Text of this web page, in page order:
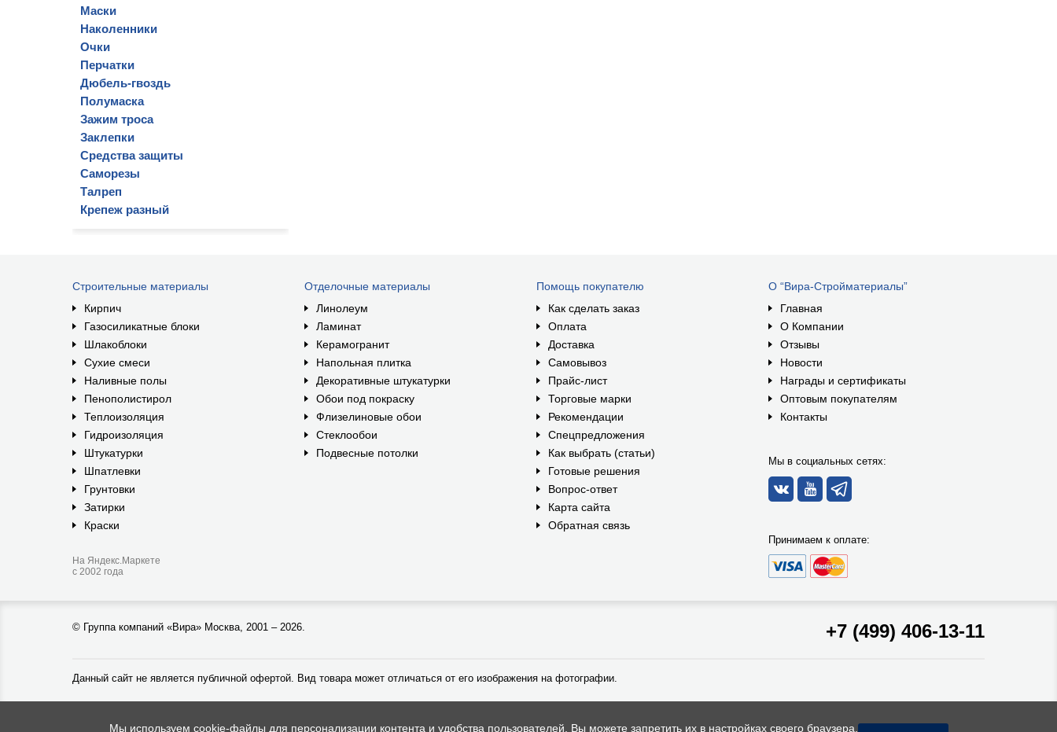
Маски
Наколенники
Очки
Перчатки
Дюбель-гвоздь
Полумаска
Зажим троса
Заклепки
Средства защиты
Саморезы
Талреп
Крепеж разный
Строительные материалы
Кирпич
Газосиликатные блоки
Шлакоблоки
Сухие смеси
Наливные полы
Пенополистирол
Теплоизоляция
Гидроизоляция
Штукатурки
Шпатлевки
Грунтовки
Затирки
Краски
На Яндекс.Маркете
с 2002 года
Отделочные материалы
Линолеум
Ламинат
Керамогранит
Напольная плитка
Декоративные штукатурки
Обои под покраску
Флизелиновые обои
Стеклообои
Подвесные потолки
Помощь покупателю
Как сделать заказ
Оплата
Доставка
Самовывоз
Прайс-лист
Торговые марки
Рекомендации
Спецпредложения
Как выбрать (статьи)
Готовые решения
Вопрос-ответ
Карта сайта
Обратная связь
О “Вира-Стройматериалы”
Главная
О Компании
Отзывы
Новости
Награды и сертификаты
Оптовым покупателям
Контакты
Мы в социальных сетях:
Принимаем к оплате:
© Группа компаний «Вира» Москва, 2001 – 2026. +7 (499) 406-13-11
Данный сайт не является публичной офертой. Вид товара может отличаться от его изображения на фотографии.
Мы используем cookie-файлы для персонализации контента и удобства пользователей. Вы можете запретить их в настройках своего браузера.